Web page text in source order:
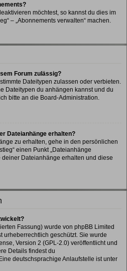
möchtest, so kannst du dies im
– „Abonnements verwalten“ machen.
Forum zulässig?
Dateitypen zulassen oder verbieten.
Dateitypen du anhängen kannst und du
bitte an die Board-Administration.
Dateianhänge erhalten?
zu erhalten, gehe in den persönlichen
einen Punkt „Dateianhänge
Dateianhänge erhalten und diese
Fassung) wurde von phpBB Limited
urheberrechtlich geschützt. Sie wurde
Version 2 (GPL-2.0) veröffentlicht und
Details findest du
deutschsprachige Anlaufstelle ist unter